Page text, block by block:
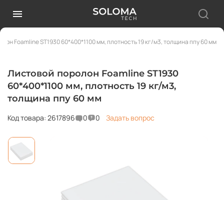
Foamline ST1930 60*400*1100 мм, плотность 19 кг/м3, толщина ппу 60 мм
Листовой поролон Foamline ST1930
60*400*1100 мм, плотность 19 кг/м3,
толщина ппу 60 мм
Код товара: 2617896 0 0 Задать вопрос